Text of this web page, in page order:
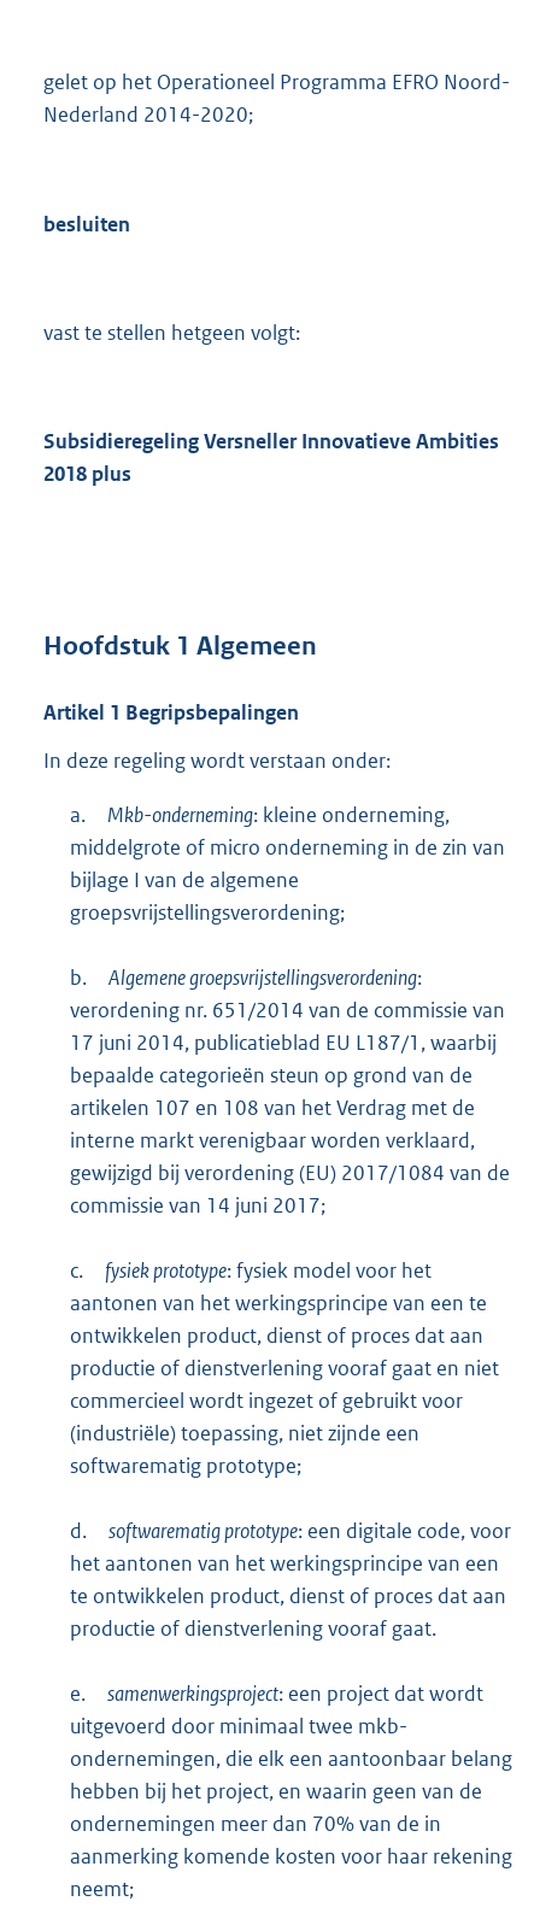
gelet op het Operationeel Programma EFRO Noord-
Nederland 2014-2020;
besluiten
vast te stellen hetgeen volgt:
Subsidieregeling Versneller Innovatieve Ambities
2018 plus
Hoofdstuk 1 Algemeen
Artikel 1 Begripsbepalingen
In deze regeling wordt verstaan onder:
a. Mkb-onderneming: kleine onderneming,
middelgrote of micro onderneming in de zin van
bijlage I van de algemene
groepsvrijstellingsverordening;
b. Algemene groepsvrijstellingsverordening:
verordening nr. 651/2014 van de commissie van
17 juni 2014, publicatieblad EU L187/1, waarbij
bepaalde categorieën steun op grond van de
artikelen 107 en 108 van het Verdrag met de
interne markt verenigbaar worden verklaard,
gewijzigd bij verordening (EU) 2017/1084 van de
commissie van 14 juni 2017;
c. fysiek prototype: fysiek model voor het
aantonen van het werkingsprincipe van een te
ontwikkelen product, dienst of proces dat aan
productie of dienstverlening vooraf gaat en niet
commercieel wordt ingezet of gebruikt voor
(industriële) toepassing, niet zijnde een
softwarematig prototype;
d. softwarematig prototype: een digitale code, voor
het aantonen van het werkingsprincipe van een
te ontwikkelen product, dienst of proces dat aan
productie of dienstverlening vooraf gaat.
e. samenwerkingsproject: een project dat wordt
uitgevoerd door minimaal twee mkb-
ondernemingen, die elk een aantoonbaar belang
hebben bij het project, en waarin geen van de
ondernemingen meer dan 70% van de in
aanmerking komende kosten voor haar rekening
neemt;